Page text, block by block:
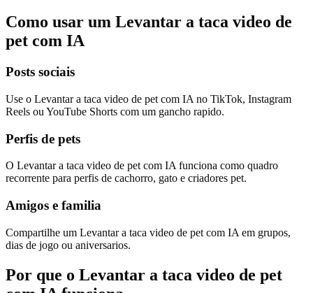
Como usar um Levantar a taca video de
pet com IA
Posts sociais
Use o Levantar a taca video de pet com IA no TikTok, Instagram
Reels ou YouTube Shorts com um gancho rapido.
Perfis de pets
O Levantar a taca video de pet com IA funciona como quadro
recorrente para perfis de cachorro, gato e criadores pet.
Amigos e familia
Compartilhe um Levantar a taca video de pet com IA em grupos,
dias de jogo ou aniversarios.
Por que o Levantar a taca video de pet